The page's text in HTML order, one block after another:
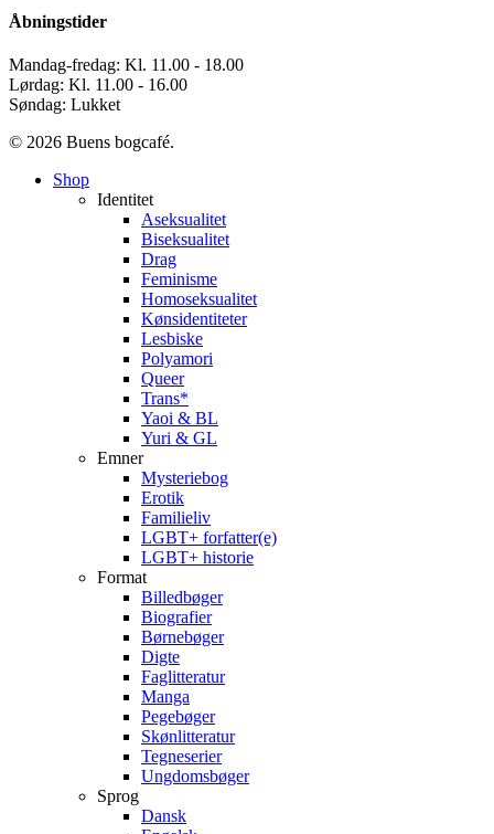
Åbningstider
Mandag-fredag: Kl. 11.00 - 18.00
Lørdag: Kl. 11.00 - 16.00
Søndag: Lukket
© 2026 Buens bogcafé.
Close
Shop
Identitet
Aseksualitet
Biseksualitet
Drag
Feminisme
Homoseksualitet
Kønsidentiteter
Lesbiske
Polyamori
Queer
Trans*
Yaoi & BL
Yuri & GL
Emner
Mysteriebog
Erotik
Familieliv
LGBT+ forfatter(e)
LGBT+ historie
Format
Billedbøger
Biografier
Børnebøger
Digte
Faglitteratur
Manga
Pegebøger
Skønlitteratur
Tegneserier
Ungdomsbøger
Sprog
Dansk